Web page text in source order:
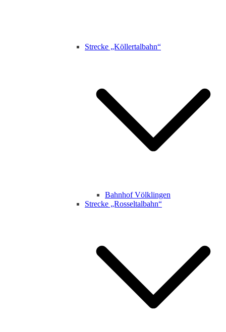
Strecke „Köllertalbahn“
Bahnhof Völklingen
Strecke „Rosseltalbahn“